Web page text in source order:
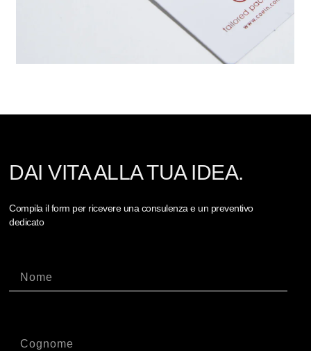
DAI VITA ALLA TUA IDEA.
Compila il form per ricevere una consulenza e un preventivo
dedicato